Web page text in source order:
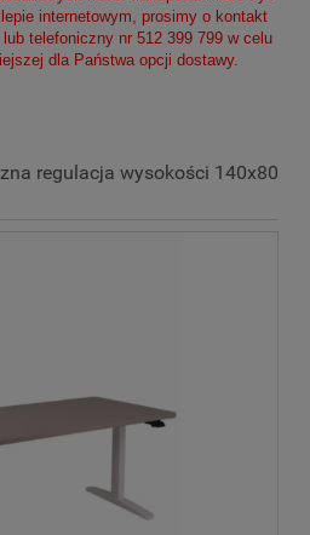
internetowym, prosimy o kontakt
lub telefoniczny nr 512 399 799 w celu
dla Państwa opcji dostawy.
regulacja wysokości 140x80